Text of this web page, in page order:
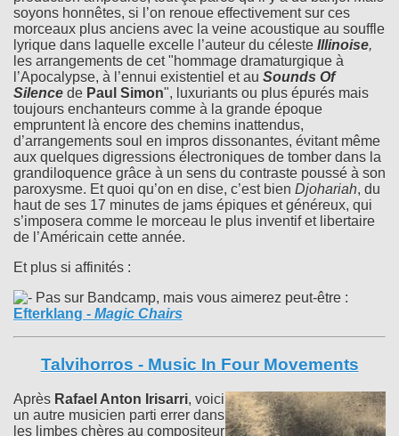
soyons honnêtes, si l’on renoue effectivement sur ces
morceaux plus anciens avec la veine acoustique au souffle
lyrique dans laquelle excelle l’auteur du céleste Illinoise,
les arrangements de cet "hommage dramaturgique à
l’Apocalypse, à l’ennui existentiel et au Sounds Of
Silence de Paul Simon", luxuriants ou plus épurés mais
toujours enchanteurs comme à la grande époque
empruntent là encore des chemins inattendus,
d’arrangements soul en impros dissonantes, évitant même
aux quelques digressions électroniques de tomber dans la
grandiloquence grâce à un sens du contraste poussé à son
paroxysme. Et quoi qu’on en dise, c’est bien Djohariah, du
haut de ses 17 minutes de jams épiques et généreux, qui
s’imposera comme le morceau le plus inventif et libertaire
de l’Américain cette année.
Et plus si affinités :
Pas sur Bandcamp, mais vous aimerez peut-être :
Efterklang - Magic Chairs
Talvihorros - Music In Four Movements
Après Rafael Anton Irisarri, voici
un autre musicien parti errer dans
les limbes chères au compositeur